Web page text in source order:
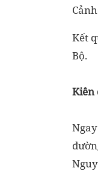
Kết
Bộ.
Kiên